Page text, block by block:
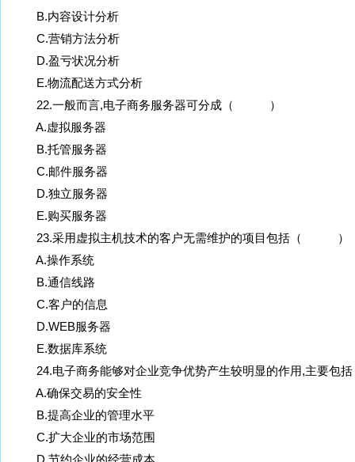
B.内容设计分析
C.营销方法分析
D.盈亏状况分析
E.物流配送方式分析
22.一般而言,电子商务服务器可分成（ ）
A.虚拟服务器
B.托管服务器
C.邮件服务器
D.独立服务器
E.购买服务器
23.采用虚拟主机技术的客户无需维护的项目包括（ ）
A.操作系统
B.通信线路
C.客户的信息
D.WEB服务器
E.数据库系统
24.电子商务能够对企业竞争优势产生较明显的作用,主
A.确保交易的安全性
B.提高企业的管理水平
C.扩大企业的市场范围
D.节约企业的经营成本